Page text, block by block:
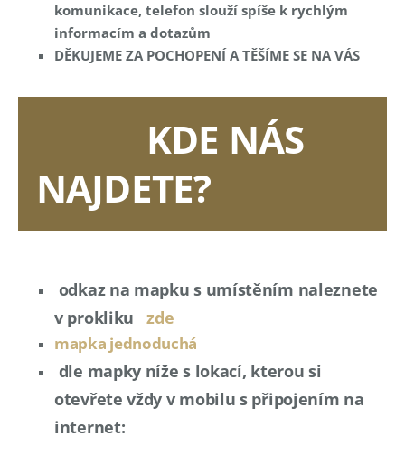
komunikace, telefon slouží spíše k rychlým
informacím a dotazům
DĚKUJEME ZA POCHOPENÍ A TĚŠÍME SE NA VÁS
KDE NÁS
NAJDETE?
odkaz na mapku s umístěním naleznete
v proklikuzde
mapka jednoduchá
dle mapky níže s lokací, kterou si
otevřete vždy v mobilu s připojením na
internet: